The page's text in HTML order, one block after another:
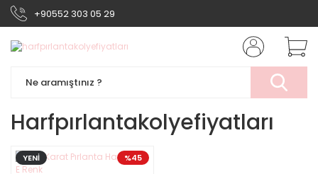
+90552 303 05 29
Harfpırlantakolyefiyatları
%45
YENİ